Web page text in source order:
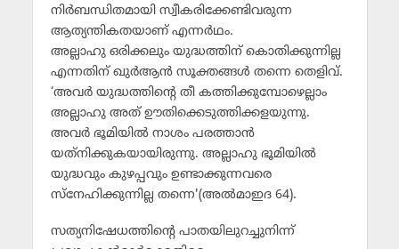
നിര്‍ബന്ധിതമായി സ്വീകരിക്കേണ്ടിവരുന്ന
ആത്യന്തികതയാണ് എന്നര്‍ഥം.
അല്ലാഹു ഒരിക്കലും യുദ്ധത്തിന് കൊതിക്കുന്നില്ല
എന്നതിന് ഖുര്‍ആന്‍ സൂക്തങ്ങള്‍ തന്നെ തെളിവ്.
‘അവര്‍ യുദ്ധത്തിന്റെ തീ കത്തിക്കുമ്പോഴെല്ലാം
അല്ലാഹു അത് ഊതിക്കെടുത്തിക്കളയുന്നു.
അവര്‍ ഭൂമിയില്‍ നാശം പരത്താന്‍
യത്‌നിക്കുകയായിരുന്നു. അല്ലാഹു ഭൂമിയില്‍
യുദ്ധവും കുഴപ്പവും ഉണ്ടാക്കുന്നവരെ
സ്‌നേഹിക്കുന്നില്ല തന്നെ'(അല്‍മാഇദ 64).
സത്യനിഷേധത്തിന്റെ പാതയിലുറച്ചുനിന്ന്